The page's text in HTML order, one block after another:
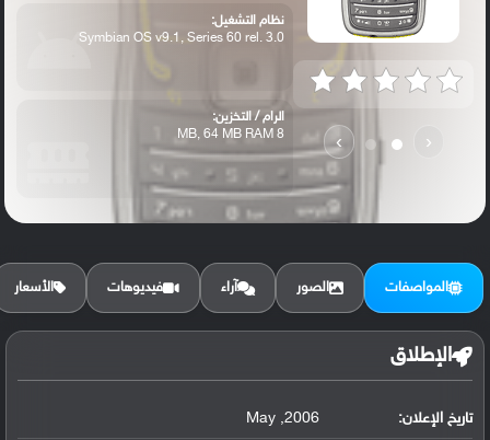
‹
›
نظام التشغيل:
Symbian OS v9.1, Series 60 rel. 3.0
الرام / التخزين:
8 MB, 64 MB RAM
الكاميرا الأساسية:
المواصفات الصور آراء فيديوهات الأسعار
الإطلاق
تاريخ الإعلان: 2006, May